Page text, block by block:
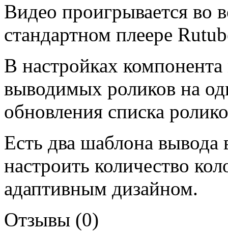
Видео проигрывается во
стандартном плеере
В настройках
выводимых роликов на
обновления списка
Есть два шаблона
настроить количество
адаптивным дизайном.
Отзывы (0)